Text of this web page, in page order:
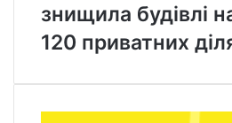
знищила будівлі
120 приватних